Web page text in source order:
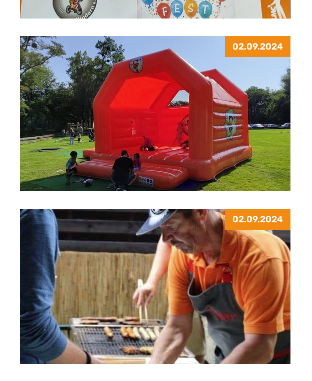
02.09.2024
02.09.2024